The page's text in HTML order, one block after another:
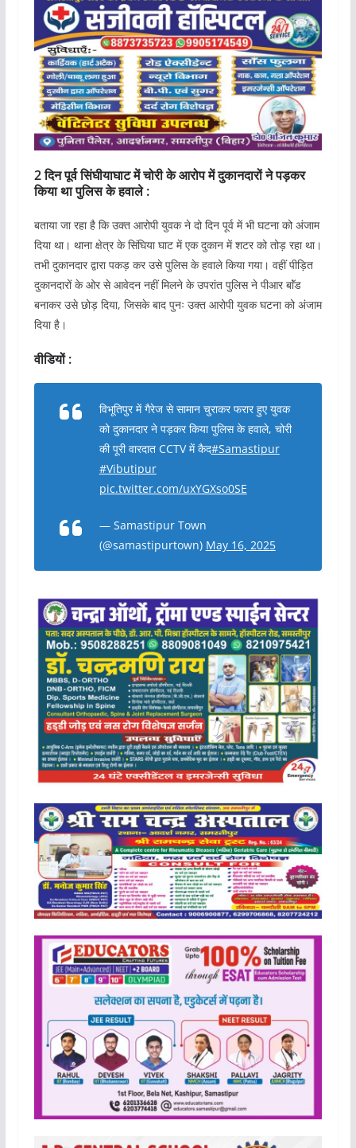
2 दिन पूर्व सिंघीयाघाट में चोरी के आरोप में दुकानदारों ने पड़कर
किया था पुलिस के हवाले :
बताया जा रहा है कि उक्त आरोपी युवक ने दो दिन पूर्व में भी घटना को अंजाम
दिया था। थाना क्षेत्र के सिंघिया घाट में एक दुकान में शटर को तोड़ रहा था।
तभी दुकानदार द्वारा पकड़ कर उसे पुलिस के हवाले किया गया। वहीं पीड़ित
दुकानदारों के ओर से आवेदन नहीं मिलने के उपरांत पुलिस ने पीआर बाॅंड
बनाकर उसे छोड़ दिया, जिसके बाद पुनः उक्त आरोपी युवक घटना को अंजाम
दिया है।
वीडियों :
विभूतिपुर में गैरेज से सामान चुराकर फरार हुए युवक
को दुकानदार ने पड़कर किया पुलिस के हवाले, चोरी
की पूरी वारदात CCTV में कैद#Samastipur
#Vibutipur
pic.twitter.com/uxYGXso0SE
— Samastipur Town
(@samastipurtown) May 16, 2025